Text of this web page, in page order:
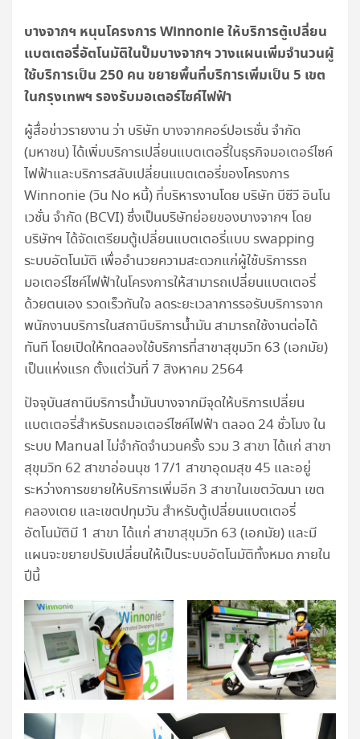
บางจากฯ หนุนโครงการWinnonie ให้บริการตู้เปลี่ยน
แบตเตอรี่อัตโนมัติในปั๊มบางจากฯ วางแผนเพิ่มจำนวนผู้
ใช้บริการเป็น 250 คน ขยายพื้นที่บริการเพิ่มเป็น 5 เขต
ในกรุงเทพฯ รองรับมอเตอร์ไซค์ไฟฟ้า
ผู้สื่อข่าวรายงาน ว่า บริษัท บางจากคอร์ปอเรชั่น จำกัด
(มหาชน) ได้เพิ่มบริการเปลี่ยนแบตเตอรี่ในธุรกิจมอเตอร์ไซค์
ไฟฟ้าและบริการสลับเปลี่ยนแบตเตอรี่ของโครงการ
Winnonie (วิน No หนี้) ที่บริหารงานโดย บริษัท บีซีวี อินโน
เวชั่น จำกัด (BCVI) ซึ่งเป็นบริษัทย่อยของบางจากฯ โดย
บริษัทฯ ได้จัดเตรียมตู้เปลี่ยนแบตเตอรี่แบบ swapping
ระบบอัตโนมัติ เพื่ออำนวยความสะดวกแก่ผู้ใช้บริการรถ
มอเตอร์ไซค์ไฟฟ้าในโครงการให้สามารถเปลี่ยนแบตเตอรี่
ด้วยตนเอง รวดเร็วทันใจ ลดระยะเวลาการรอรับบริการจาก
พนักงานบริการในสถานีบริการน้ำมัน สามารถใช้งานต่อได้
ทันที โดยเปิดให้ทดลองใช้บริการที่สาขาสุขุมวิท 63 (เอกมัย)
เป็นแห่งแรก ตั้งแต่วันที่ 7 สิงหาคม 2564
ปัจจุบันสถานีบริการน้ำมันบางจากมีจุดให้บริการเปลี่ยน
แบตเตอรี่สำหรับรถมอเตอร์ไซค์ไฟฟ้า ตลอด 24 ชั่วโมง ใน
ระบบ Manual ไม่จำกัดจำนวนครั้ง รวม 3 สาขา ได้แก่ สาขา
สุขุมวิท 62 สาขาอ่อนนุช 17/1 สาขาอุดมสุข 45 และอยู่
ระหว่างการขยายให้บริการเพิ่มอีก 3 สาขาในเขตวัฒนา เขต
คลองเตย และเขตปทุมวัน สำหรับตู้เปลี่ยนแบตเตอรี่
อัตโนมัติมี 1 สาขา ได้แก่ สาขาสุขุมวิท 63 (เอกมัย) และมี
แผนจะขยายปรับเปลี่ยนให้เป็นระบบอัตโนมัติทั้งหมด ภายใน
ปีนี้